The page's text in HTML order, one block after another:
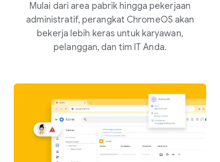
Mulai dari area pabrik hingga pekerjaan
administratif, perangkat ChromeOS akan
bekerja lebih keras untuk karyawan,
pelanggan, dan tim IT Anda.